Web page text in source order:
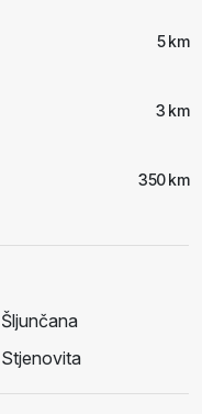
5 km
3 km
350 km
Šljunčana
Stjenovita